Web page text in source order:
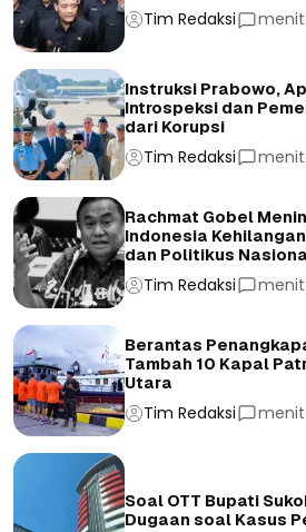
Tim Redaksi menit
Instruksi Prabowo,
Introspeksi dan
dari Korupsi
Tim Redaksi menit
Rachmat Gobel
Indonesia
dan Politikus
Tim Redaksi menit
Berantas
Tambah 10 Kapal
Utara
Tim Redaksi menit
Soal OTT Bupati
Dugaan soal Kasus